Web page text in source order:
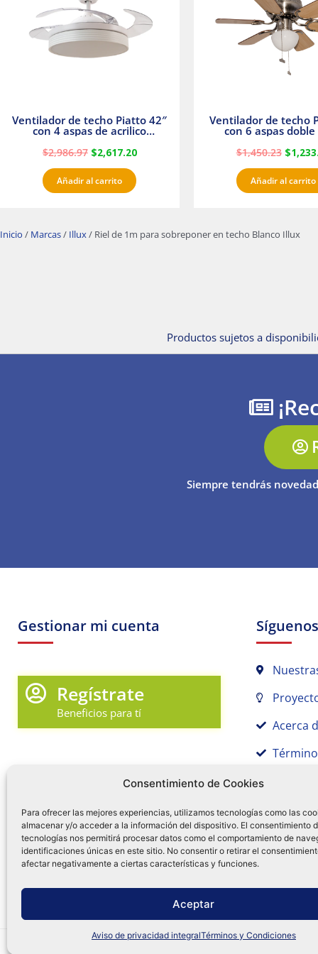
Consentimiento de Cookies
Para ofrecer las mejores experiencias, utilizamos tecnologías como las
almacenar y/o acceder a la información del dispositivo. El consentimiento
tecnologías nos permitirá procesar datos como el comportamiento de
identificaciones únicas en este sitio. No consentir o retirar el
afectar negativamente a ciertas características y funciones.
Aceptar
Aviso de privacidad integralTérminos y Condiciones
Ventilador de techo Piatto 42″
con 4 aspas de acrilico
$2,986.97 $2,617.20
Añadir al carrito
Ventilador de techo
con 6 aspas
$1,450.23 $
Añadir al carrito
Inicio / Marcas/ Illux/ Riel de 1m para sobreponer en techo Blanco Illux
Productos sujetos a
Siempre tendrás
Gestionar mi cuenta
Regístrate
Beneficios para tí
Mi Cuenta en Tamex
Mis Favoritos
Síguenos
Acerca
55
Distribuidora Tamex - México